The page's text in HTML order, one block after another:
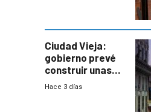
Ciudad Vieja:
gobierno prevé
construir unas
mil viviendas en
Hace 3 días